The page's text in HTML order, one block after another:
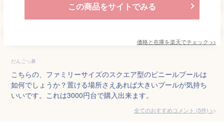
この商品をサイトでみる
価格と在庫を楽天でチェック >>
だんごっ鼻
こちらの、ファミリーサイズのスクエア型のビニールプールは
如何でしょうか？置ける場所さえあれば大きいプールが気持ち
いいです。これは3000円台で購入出来ます。
全てのおすすめコメント (5件) >